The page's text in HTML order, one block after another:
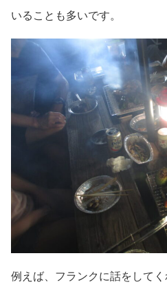
いることも多いです。
例えば、フランクに話をしてく